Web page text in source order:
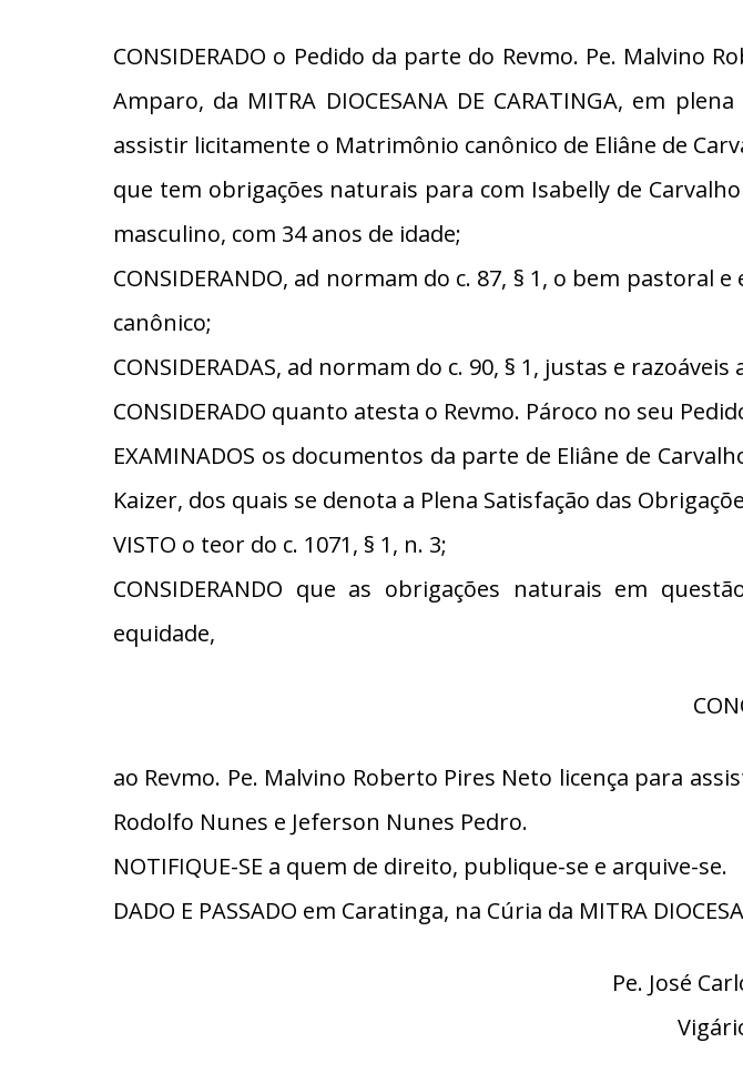
CONSIDERADO o Pedido da parte do Revmo. Pe. Malvino
Amparo, da MITRA DIOCESANA DE CARATINGA, em
assistir licitamente o Matrimônio canônico de Eliâne de
que tem obrigações naturais para com Isabelly de
masculino, com 34 anos de idade;
CONSIDERANDO, ad normam do c. 87, § 1, o bem
canônico;
CONSIDERADAS, ad normam do c. 90, § 1, justas e
CONSIDERADO quanto atesta o Revmo. Pároco no seu
EXAMINADOS os documentos da parte de Eliâne de
Kaizer, dos quais se denota a Plena Satisfação das
VISTO o teor do c. 1071, § 1, n. 3;
CONSIDERANDO que as obrigações naturais em
equidade,
ao Revmo. Pe. Malvino Roberto Pires Neto licença para
Rodolfo Nunes e Jeferson Nunes Pedro.
NOTIFIQUE-SE a quem de direito, publique-se e arquive-se.
DADO E PASSADO em Caratinga, na Cúria da MITRA
Pe. José